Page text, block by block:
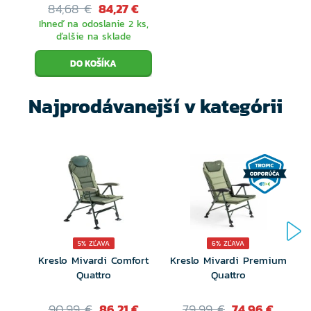
84,68 € 84,27 €
Ihneď na odoslanie 2 ks,
ďalšie na sklade
Najprodávanejší v kategórii
5% ZĽAVA
Kreslo Mivardi Comfort
Quattro
6% ZĽAVA
Kreslo Mivardi Premium
Quattro